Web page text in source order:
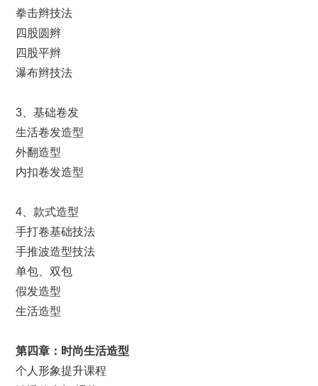
拳击辫技法
四股圆辫
四股平辫
瀑布辫技法
3、基础卷发
生活卷发造型
外翻造型
内扣卷发造型
4、款式造型
手打卷基础技法
手推波造型技法
单包、双包
假发造型
生活造型
第四章： 时尚生活造型
个人形象提升课程